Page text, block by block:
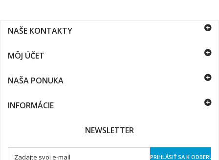
NAŠE KONTAKTY
MÔJ ÚČET
NAŠA PONUKA
INFORMÁCIE
NEWSLETTER
PRIHLÁSIŤ SA K ODBERU